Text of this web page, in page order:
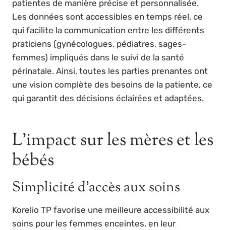
patientes de manière précise et personnalisée.
Les données sont accessibles en temps réel, ce
qui facilite la communication entre les différents
praticiens (gynécologues, pédiatres, sages-
femmes) impliqués dans le suivi de la santé
périnatale. Ainsi, toutes les parties prenantes ont
une vision complète des besoins de la patiente, ce
qui garantit des décisions éclairées et adaptées.
L’impact sur les mères et les
bébés
Simplicité d’accès aux soins
Korelio TP favorise une meilleure accessibilité aux
soins pour les femmes enceintes, en leur